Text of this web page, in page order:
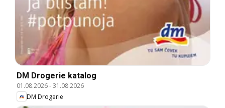
DM Drogerie katalog
01.08.2026-31.08.2026
DM Drogerie